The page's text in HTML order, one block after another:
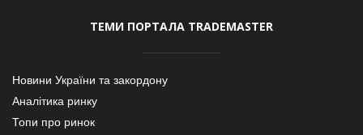
ТЕМИ ПОРТАЛА TRADEMASTER
Новини України та закордону
Аналітика ринку
Топи про ринок